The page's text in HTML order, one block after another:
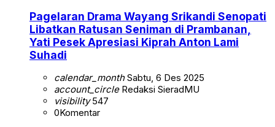
Pagelaran Drama Wayang Srikandi Senopati
Libatkan Ratusan Seniman di Prambanan,
Yati Pesek Apresiasi Kiprah Anton Lami
Suhadi
calendar_monthSabtu, 6 Des 2025
account_circleRedaksi SieradMU
visibility547
0Komentar